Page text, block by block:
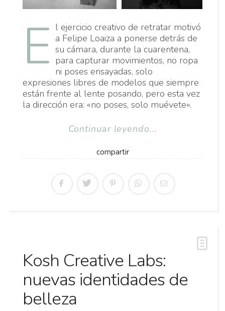
E l ejercicio creativo de retratar motivó
a Felipe Loaiza a ponerse detrás de
su cámara, durante la cuarentena,
para capturar movimientos, no ropa
ni poses ensayadas, solo
expresiones libres de modelos que siempre
están frente al lente posando, pero esta vez
la dirección era: «no poses, solo muévete».
Continuar leyendo...
compartir
Kosh Creative Labs:
nuevas identidades de
belleza